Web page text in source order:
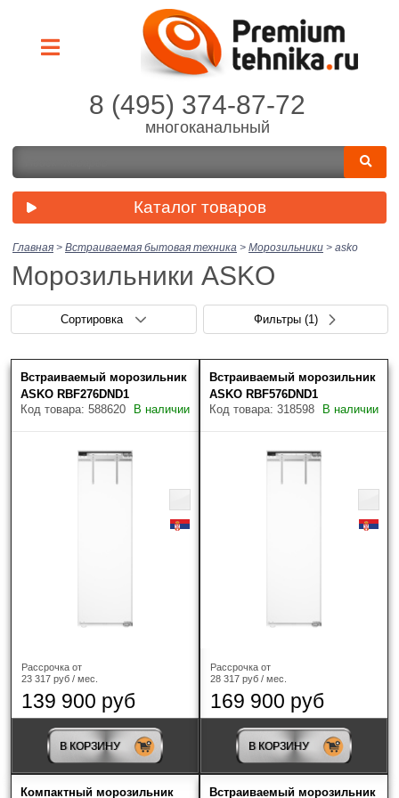
8 (495) 374-87-72
многоканальный
Каталог товаров
Главная > Встраиваемая бытовая техника > Морозильники > asko
Морозильники ASKO
Сортировка Фильтры (1)
Скрыть фильтры Товаров найдено: 11
Цена (руб.)
Производитель ?
ASKO (11)
Bertazzoni(1)
BORA(1)
Встраиваемый морозильник
ASKO RBF276DND1
Код товара: 588620
В наличии
Рассрочка от
23 317 руб / мес.
139 900 руб
В КОРЗИНУ
Встраиваемый морозильник
ASKO RBF576DND1
Код товара: 318598
В наличии
Рассрочка от
28 317 руб / мес.
169 900 руб
В КОРЗИНУ
Компактный морозильник
Встраиваемый морозильник